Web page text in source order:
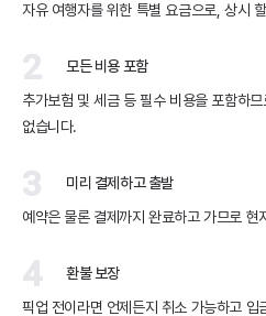
자유 여행자를 위한 특별 요금으로, 상시
2
모든 비용 포함
추가보험 및 세금 등 필수 비용을 포함하므
없습니다.
3
미리 결제하고 출발
예약은 물론 결제까지 완료하고 가므로 현
4
환불 보장
픽업 전이라면 언제든지 취소 가능하고 입